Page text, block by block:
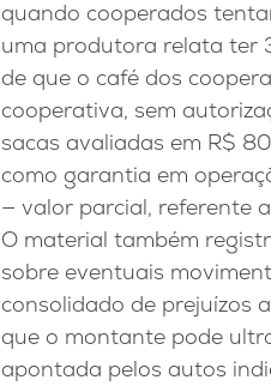
quando cooperados
uma produtora relata ter
de que o café dos
cooperativa, sem
sacas avaliadas em R$
como garantia em
— valor parcial, referente
O material também
sobre eventuais
consolidado de prejuízos
que o montante pode
apontada pelos autos